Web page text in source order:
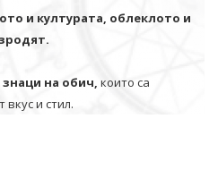
и културата, облеклото и
на обич, които са
и стил.